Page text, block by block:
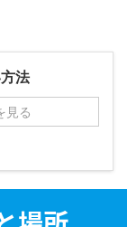
法
見る